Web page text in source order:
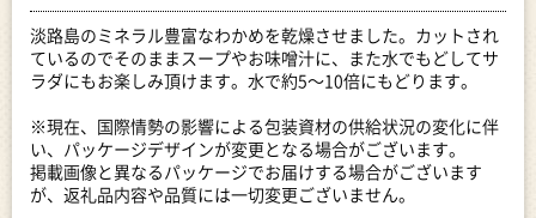
淡路島のミネラル豊富なわかめを乾燥させました。カットされ
ているのでそのままスープやお味噌汁に、また水でもどしてサ
ラダにもお楽しみ頂けます。水で約5～10倍にもどります。
※現在、国際情勢の影響による包装資材の供給状況の変化に伴
い、パッケージデザインが変更となる場合がございます。
掲載画像と異なるパッケージでお届けする場合がございます
が、返礼品内容や品質には一切変更ございません。